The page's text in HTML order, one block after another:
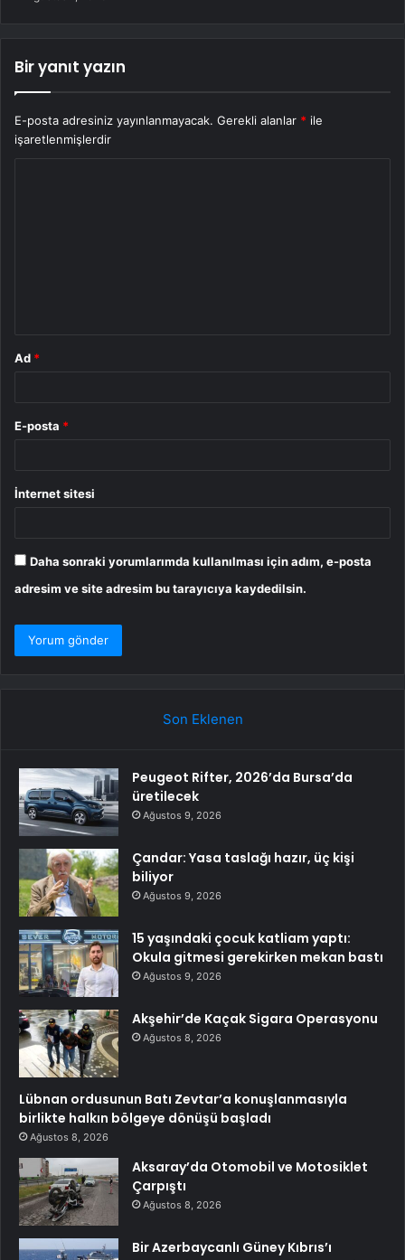
Bir yanıt yazın
E-posta adresiniz yayınlanmayacak. Gerekli alanlar * ile
işaretlenmişlerdir
Ad *
E-posta *
İnternet sitesi
Daha sonraki yorumlarımda kullanılması için adım, e-posta
adresim ve site adresim bu tarayıcıya kaydedilsin.
Son Eklenen
Peugeot Rifter, 2026’da Bursa’da
üretilecek
Ağustos 9, 2026
Çandar: Yasa taslağı hazır, üç kişi
biliyor
Ağustos 9, 2026
15 yaşındaki çocuk katliam yaptı:
Okula gitmesi gerekirken mekan bastı
Ağustos 9, 2026
Akşehir’de Kaçak Sigara Operasyonu
Ağustos 8, 2026
Lübnan ordusunun Batı Zevtar’a konuşlanmasıyla
birlikte halkın bölgeye dönüşü başladı
Ağustos 8, 2026
Aksaray’da Otomobil ve Motosiklet
Çarpıştı
Ağustos 8, 2026
Bir Azerbaycanlı Güney Kıbrıs’ı